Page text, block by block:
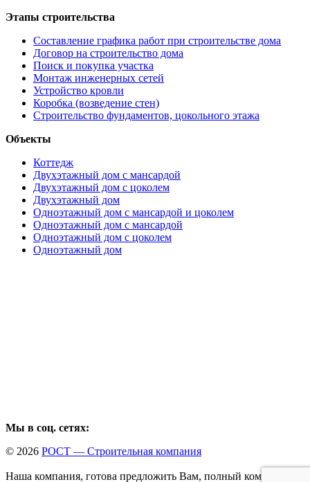
Этапы строительства
Составление графика работ при строительстве дома
Договор на строительство дома
Поиск и покупка участка
Монтаж инженерных сетей
Устройство кровли
Коробка (возведение стен)
Строительство фундаментов, цокольного этажа
Объекты
Коттедж
Двухэтажный дом с мансардой
Двухэтажный дом с цоколем
Двухэтажный дом
Одноэтажный дом с мансардой и цоколем
Одноэтажный дом с мансардой
Одноэтажный дом с цоколем
Одноэтажный дом
Мы в соц. сетях:
© 2026 РОСТ — Строительная компания
Наша компания, готова предложить Вам, полный комплекс